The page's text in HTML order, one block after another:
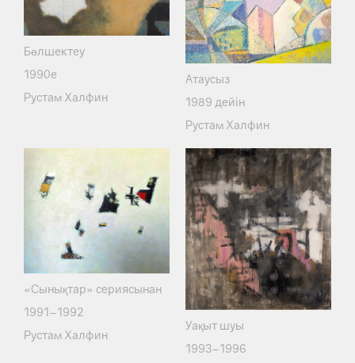
Бөлшектеу
1990е
Рустам Халфин
Атаусыз
1989 дейін
Рустам Халфин
«Сынықтар» сериясынан
1991–1992
Рустам Халфин
Уақыт шуы
1993–1996